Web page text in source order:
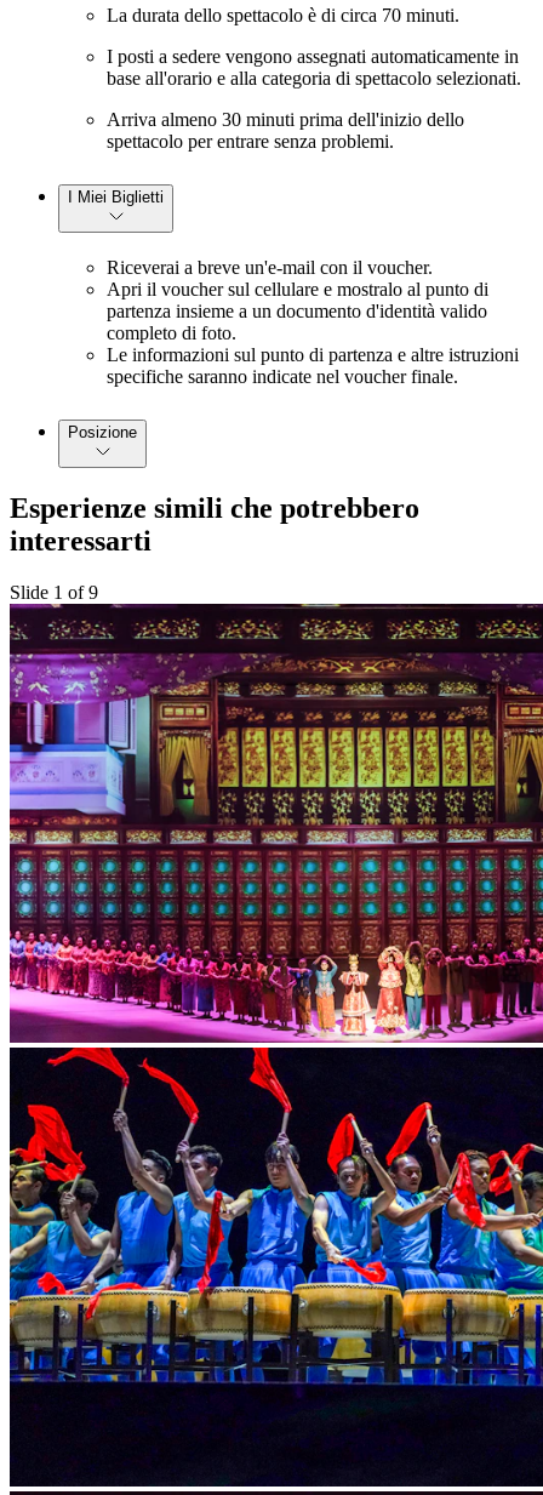
La durata dello spettacolo è di circa 70 minuti.
I posti a sedere vengono assegnati automaticamente in
base all'orario e alla categoria di spettacolo selezionati.
Arriva almeno 30 minuti prima dell'inizio dello
spettacolo per entrare senza problemi.
I Miei Biglietti
Riceverai a breve un'e-mail con il voucher.
Apri il voucher sul cellulare e mostralo al punto di
partenza insieme a un documento d'identità valido
completo di foto.
Le informazioni sul punto di partenza e altre istruzioni
specifiche saranno indicate nel voucher finale.
Posizione
Esperienze simili che potrebbero
interessarti
Slide 1 of 9